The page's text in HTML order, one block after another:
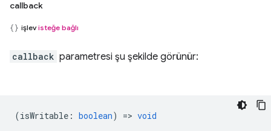
callback
işlevisteğe bağlı
callback parametresi şu şekilde görünür:
(isWritable : boolean) => void